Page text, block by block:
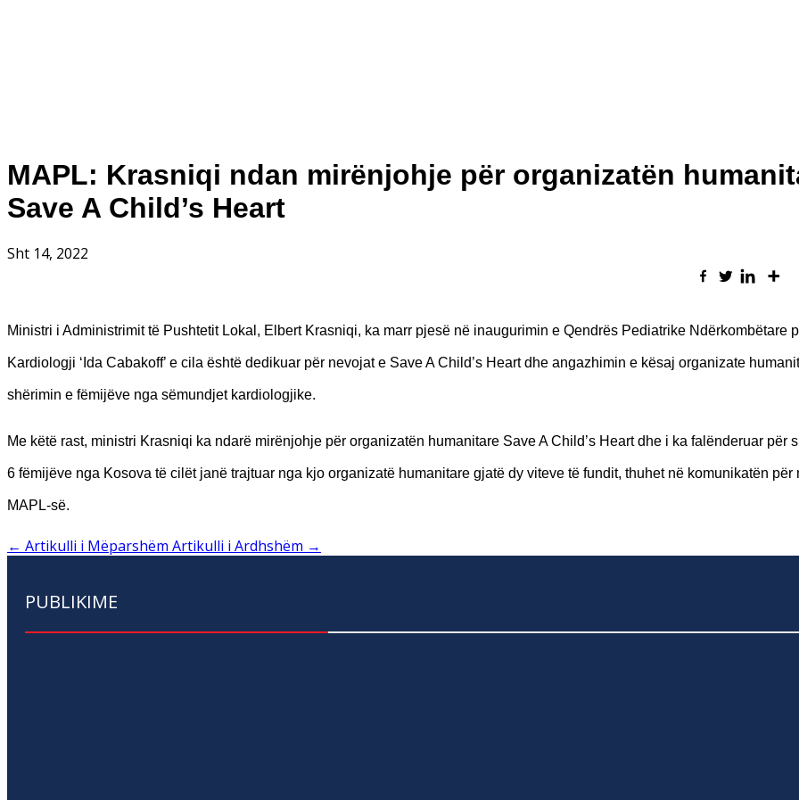
MAPL: Krasniqi ndan mirënjohje për organizatën
Save A Child’s Heart
Sht 14, 2022
Ministri i Administrimit të Pushtetit Lokal, Elbert Krasniqi, ka marr pjesë në inaugurimin e Qendrës Pediatrike Ndërkombëtare
Kardiologji ‘Ida Cabakoff’ e cila është dedikuar për nevojat e Save A Child’s Heart dhe angazhimin e kësaj organizate
shërimin e fëmijëve nga sëmundjet kardiologjike.
Me këtë rast, ministri Krasniqi ka ndarë mirënjohje për organizatën humanitare Save A Child’s Heart dhe i ka falënderuar për
6 fëmijëve nga Kosova të cilët janë trajtuar nga kjo organizatë humanitare gjatë dy viteve të fundit, thuhet në komunikatën për
MAPL-së.
← Artikulli i Mëparshëm Artikulli i Ardhshëm →
PUBLIKIME